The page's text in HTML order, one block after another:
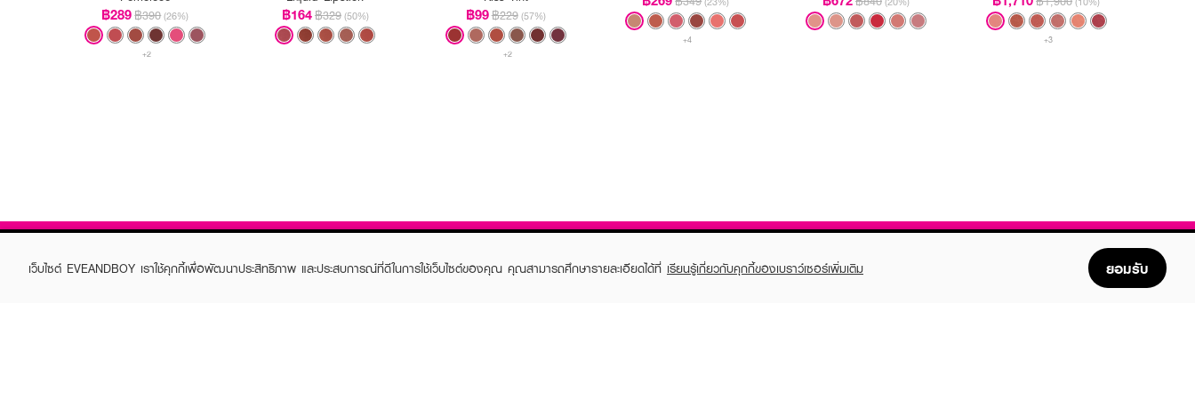
฿289฿390 (26%)
+2
฿164฿329 (50%) ฿99฿229 (57%)
+2
+4 +3
เว็บไซต์ EVEANDBOY เราใช้คุกกี้เพื่อพัฒนาประสิทธิภาพ และประสบการณ์ที่ดีในการใช้เว็บไซต์ของคุณ คุณสามารถศึกษารายละเอียดได้ที่ เรียนรู้เกี่ยวกับคุกกี้ของเบราว์เซอร์เพิ่มเติม ยอมรับ